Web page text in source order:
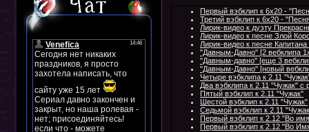
Первый вэбклип к 6х20 -
Третий вэбклип к 6х20 -
Лирик-видео к дуэту
Лирик-видео к песне Злой
Лирик-видео к песне
"Давным-Давно" [2 вебклипа
"Давным-давно" [еще 3
"Давным-Давно" [новый
Четыре вэбклипа к 2.11
Два вэбклипа к 2.11 "Чужак" с
Пятый вэбклип к 2.11 "Чужак"
Шестой вэбклип к 2.11 "Чужак"
Седьмой вэбклип к 2.11
Первый вэбклип к 2.12 "Во
Первый вэбклип к 2.12 "Во